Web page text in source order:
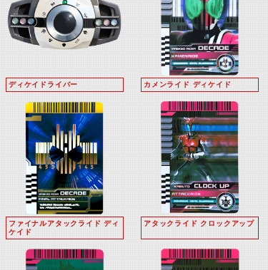
ディケイドライバー カメンライド ディケイド
ファイナルアタックライド ディ
ケイド
アタックライド クロックアップ